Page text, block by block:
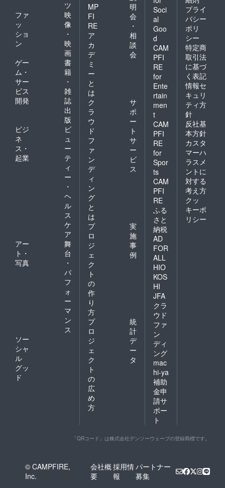
ツ
ファ
ッ
ショ
ン
映
像
・
映
画
ゲー
ム・
サー
ビス
開発
書
籍
・
雑
誌
出
版
ビジ
ネ
ス・
起業
ビ
ュ
ー
テ
ィ
ー
・
ヘ
ル
ス
ケ
ア
アー
ト・
写真
舞
台
・
パ
フ
ォ
ー
マ
ン
ス
ソー
シャ
ル
グッ
ド
MP
FI
RE
ア
カ
デ
ミ
ー
と
は
明
会
・
相
談
会
ク
ラ
ウ
ド
フ
ァ
ン
デ
ィ
ン
グ
と
は
サ
ポ
ー
ト
サ
ー
ビ
ス
プ
ロ
ジ
ェ
ク
ト
の
作
り
方
実
施
事
例
プ
ロ
ジ
ェ
ク
ト
の
広
め
方
統
計
デ
ー
タ
Soci
al
Goo
d
CAM
PFI
RE
for
Ente
rtain
men
t
CAM
PFI
RE
for
Spor
ts
CAM
PFI
RE
ふる
さと
納税
AD
FOR
ALL
HIO
KOS
HI
JFA
クラ
ウド
ファ
ン
ディ
ング
mac
hi-ya
補助
金申
請サ
ポー
ト
プライ
バシー
ポリ
シー
特定商
取引法
に基づ
く表記
情報セ
キュリ
ティ方
針
反社基
本方針
カスタ
マーハ
ラスメ
ントに
対する
考え方
クッ
キーポ
リシー
「QRコード」は株式会社デンソーウェーブの登録商標です。
© CAMPFIRE,
Inc.
会社概
要
採用情
報
パートナー
募集